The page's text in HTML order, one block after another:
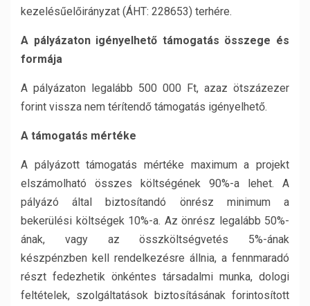
kezelésűelőirányzat (ÁHT: 228653) terhére.
A pályázaton igényelhető támogatás összege és
formája
A pályázaton legalább 500 000 Ft, azaz ötszázezer
forint vissza nem térítendő támogatás igényelhető.
A támogatás mértéke
A pályázott támogatás mértéke maximum a projekt
elszámolható összes költségének 90%-a lehet. A
pályázó által biztosítandó önrész minimum a
bekerülési költségek 10%-a. Az önrész legalább 50%-
ának, vagy az összköltségvetés 5%-ának
készpénzben kell rendelkezésre állnia, a fennmaradó
részt fedezhetik önkéntes társadalmi munka, dologi
feltételek, szolgáltatások biztosításának forintosított